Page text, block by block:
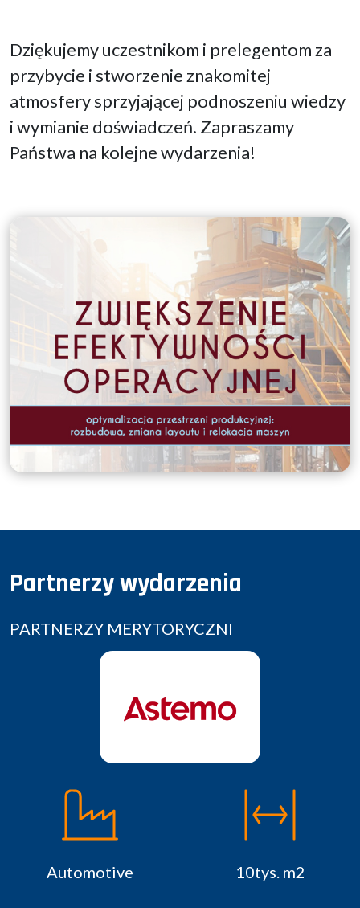
Dziękujemy uczestnikom i prelegentom za
przybycie i stworzenie znakomitej
atmosfery sprzyjającej podnoszeniu wiedzy
i wymianie doświadczeń. Zapraszamy
Państwa na kolejne wydarzenia!
Partnerzy wydarzenia
PARTNERZY MERYTORYCZNI
Automotive 10tys. m2